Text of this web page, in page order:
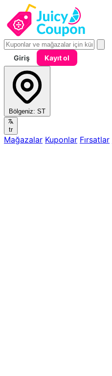
Giriş Kayıt ol
Bölgeniz: ST
tr
Mağazalar Kuponlar Fırsatlar